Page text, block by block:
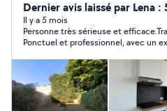
Dernier avis laissé par Lena :
Il y a 5 mois
Personne très sérieuse et
Ponctuel et professionnel, avec un